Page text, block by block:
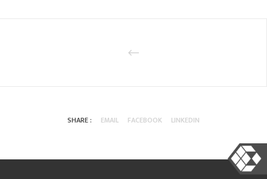
SHARE : EMAIL FACEBOOK LINKEDIN